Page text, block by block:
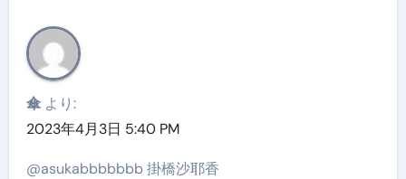
傘 より:
2023年4月3日 5:40 PM
@asukabbbbbbb 掛橋沙耶香